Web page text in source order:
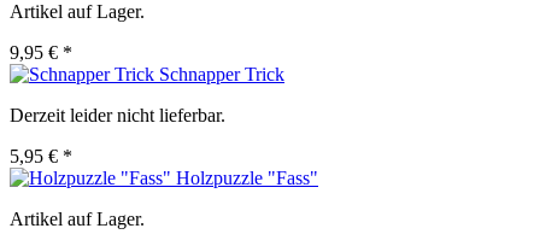
Artikel auf Lager.
9,95 € *
Schnapper Trick
Derzeit leider nicht lieferbar.
5,95 € *
Holzpuzzle "Fass"
Artikel auf Lager.